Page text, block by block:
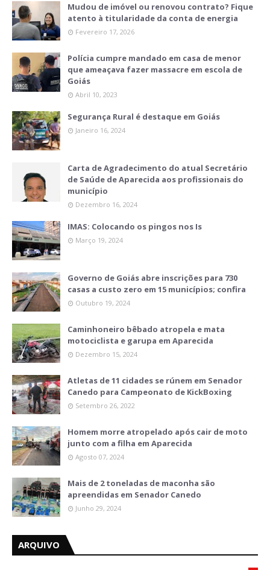
Mudou de imóvel ou renovou contrato? Fique
atento à titularidade da conta de energia
Fevereiro 17, 2026
Polícia cumpre mandado em casa de menor
que ameaçava fazer massacre em escola de
Goiás
Abril 10, 2023
Segurança Rural é destaque em Goiás
Janeiro 16, 2024
Carta de Agradecimento do atual Secretário
de Saúde de Aparecida aos profissionais do
município
Dezembro 16, 2024
IMAS: Colocando os pingos nos Is
Março 19, 2024
Governo de Goiás abre inscrições para 730
casas a custo zero em 15 municípios; confira
Outubro 19, 2024
Caminhoneiro bêbado atropela e mata
motociclista e garupa em Aparecida
Dezembro 15, 2024
Atletas de 11 cidades se rúnem em Senador
Canedo para Campeonato de KickBoxing
Setembro 26, 2022
Homem morre atropelado após cair de moto
junto com a filha em Aparecida
Agosto 07, 2024
Mais de 2 toneladas de maconha são
apreendidas em Senador Canedo
Junho 29, 2024
ARQUIVO